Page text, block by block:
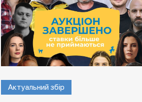
Актуальний збір